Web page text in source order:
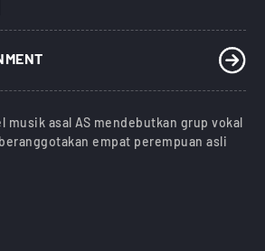
musik asal AS mendebutkan grup vokal
empat perempuan asli